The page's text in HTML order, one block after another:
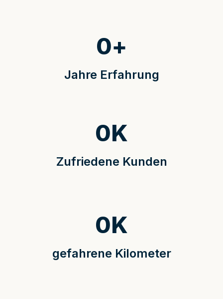
Jahre Erfahrung
0+
Zufriedene Kunden
0K
gefahrene Kilometer
0K